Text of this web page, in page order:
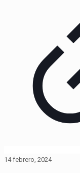
14 febrero, 2024